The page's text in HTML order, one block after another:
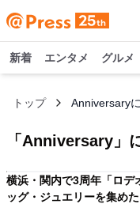
新着 エンタメ グルメ
トップ Anniversary
「 Anniversary 」
横浜・関内で3周年「ロ
ッグ・ジュエリーを集め